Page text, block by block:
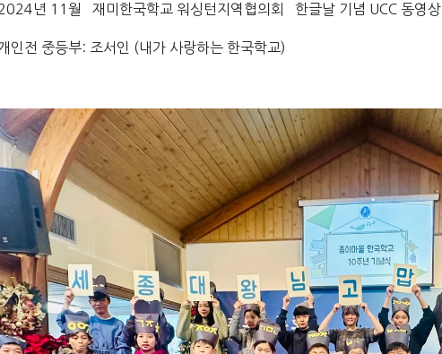
년 11월 재미한국학교 워싱턴지역협의회 한글날 기념 UCC 동영상
중등부: 조서인 (내가 사랑하는 한국학교)